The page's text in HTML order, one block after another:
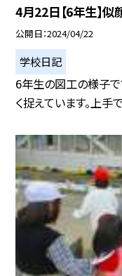
4月22日【6年生】似
公開日 2024/04/22
学校日記
6年生の図工の様子で
く捉えています。上手